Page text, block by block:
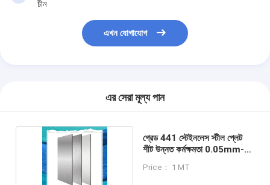
চীন
এখন যোগাযোগ
এর সেরা মূল্য পান
গ্রেড 441 স্টেইনলেস স্টীল প্লেট
শীট উন্নত কর্মক্ষমতা 0.05mm-
Price： 1 MT